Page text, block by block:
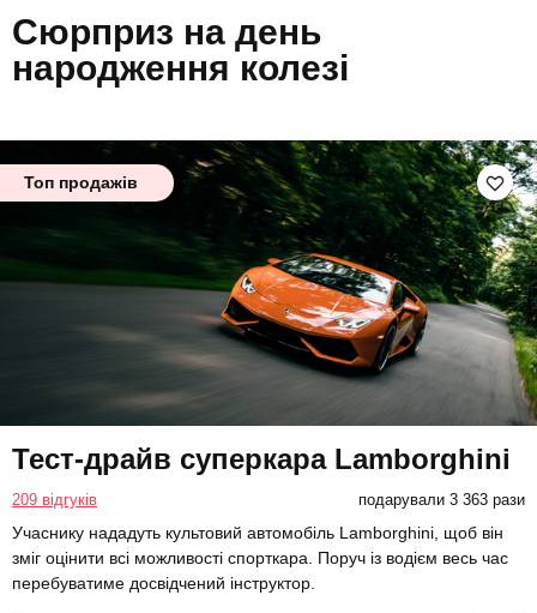
Сюрприз на день
народження колезі
Топ продажів
Тест-драйв суперкара Lamborghini
209 відгуків подарували 3 363 рази
Учаснику нададуть культовий автомобіль Lamborghini, щоб він
зміг оцінити всі можливості спорткара. Поруч із водієм весь час
перебуватиме досвідчений інструктор.